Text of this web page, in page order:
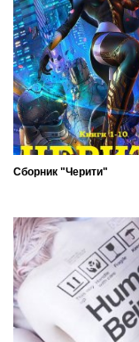
Сборник "Черити"